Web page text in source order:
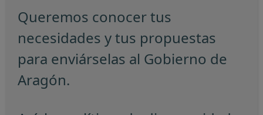
Queremos conocer tus
necesidades y tus propuestas
para enviárselas al Gobierno de
Aragón.